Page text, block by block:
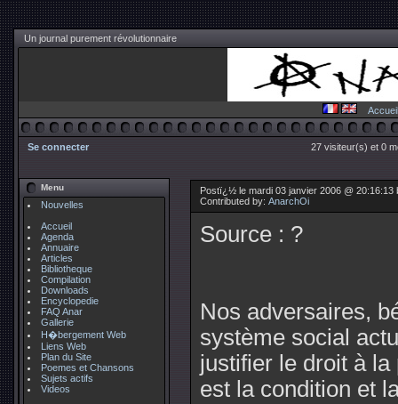
Un journal purement révolutionnaire
Accueil
Se connecter 27 visiteur(s) et 0
Menu
Nouvelles
Accueil
Agenda
Annuaire
Articles
Bibliotheque
Compilation
Downloads
Encyclopedie
FAQ Anar
Gallerie
H�bergement Web
Liens Web
Plan du Site
Poemes et Chansons
Sujets actifs
Videos
Postï¿½ le mardi 03 janvier 2006 @ 20:16:13
Contributed by: AnarchOi
Source : ?
Nos adversaires,
système social
justifier le droit à
est la condition et